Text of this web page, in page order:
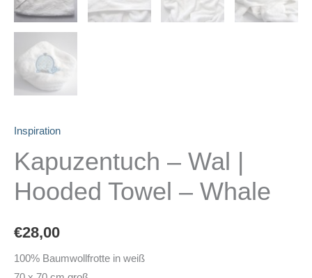
Inspiration
Kapuzentuch – Wal |
Hooded Towel – Whale
€28,00
100% Baumwollfrotte in weiß